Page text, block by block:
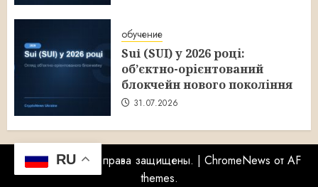
обучение
Sui (SUI) у 2026 році:
об’єктно-орієнтований
блокчейн нового покоління
31.07.2026
Copyright © Все права защищены. | ChromeNews от AF
themes.
RU